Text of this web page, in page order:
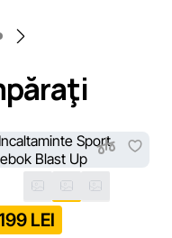
LEI